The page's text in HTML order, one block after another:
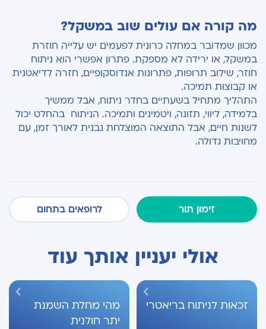
מה קורה אם עולים שוב במשקל?
מכוון שמדובר במחלה כרונית לפעמים יש עלייה חוזרת
במשקל, או ירידה לא מספקת. פתרון אפשרי הוא ניתוח
חוזר, שילוב תרופות, פתרונות אנדוסקופיים, חזרה לדיאטנית
או קבוצות תמיכה.
התהליך מתחיל בשעתיים בחדר ניתוח, אבל ממשיך
בלמידה, ליווי, תזונה, ויטמינים ותמיכה. הניתוח בהחלט יכול
לשנות חיים, אבל התוצאה המוצלחת נבנית לאורך זמן, עם
מחויבות גדולה.
זימון תור לרופאים בתחום
אולי יעניין אותך עוד
זכאות לניתוח בריאטרי
מהי מחלת השמנת
יתר חולנית